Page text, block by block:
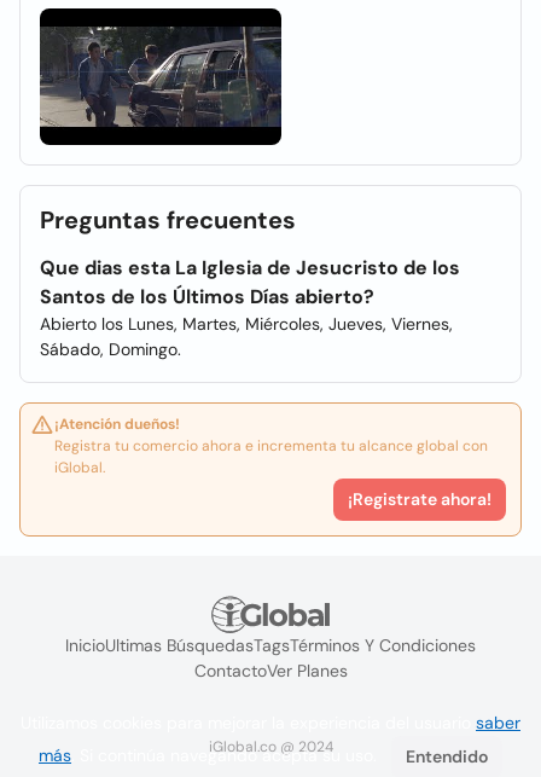
Preguntas frecuentes
Que dias esta La Iglesia de Jesucristo de los
Santos de los Últimos Días abierto?
Abierto los Lunes, Martes, Miércoles, Jueves, Viernes,
Sábado, Domingo.
¡Atención dueños!
Registra tu comercio ahora e incrementa tu alcance global con
iGlobal.
¡Registrate ahora!
InicioUltimas BúsquedasTagsTérminos Y Condiciones
ContactoVer Planes
iGlobal.co @ 2024
saber
más . Si continúa navegando acepta su uso. Entendido